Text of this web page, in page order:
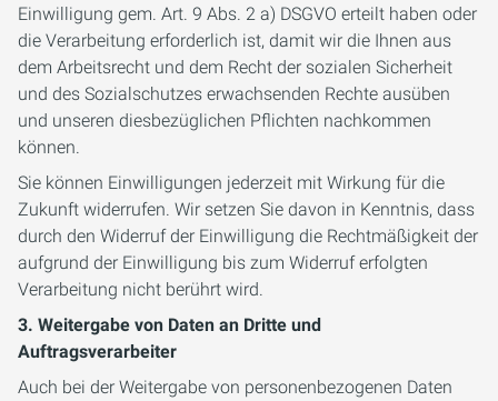
Einwilligung gem. Art. 9 Abs. 2 a) DSGVO erteilt haben oder
die Verarbeitung erforderlich ist, damit wir die Ihnen aus
dem Arbeitsrecht und dem Recht der sozialen Sicherheit
und des Sozialschutzes erwachsenden Rechte ausüben
und unseren diesbezüglichen Pflichten nachkommen
können.
Sie können Einwilligungen jederzeit mit Wirkung für die
Zukunft widerrufen. Wir setzen Sie davon in Kenntnis, dass
durch den Widerruf der Einwilligung die Rechtmäßigkeit der
aufgrund der Einwilligung bis zum Widerruf erfolgten
Verarbeitung nicht berührt wird.
3. Weitergabe von Daten an Dritte und
Auftragsverarbeiter
Auch bei der Weitergabe von personenbezogenen Daten